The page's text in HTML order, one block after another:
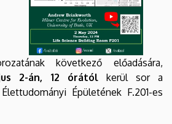
következő előadására,
2-án, 12 órátólkerül sor a
Épületének F.201-es